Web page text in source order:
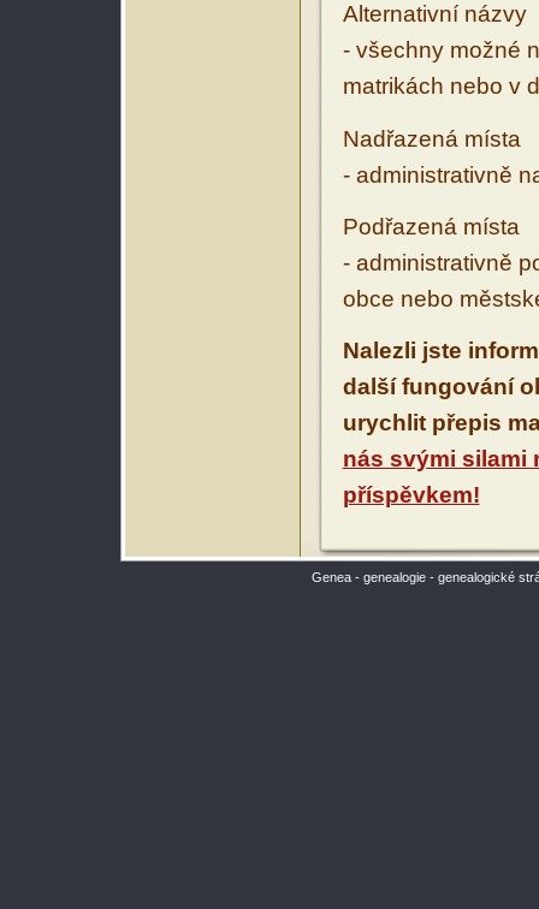
Alternativní názvy
- všechny možné
matrikách nebo v
Nadřazená místa
- administrativně
Podřazená místa
- administrativně
obce nebo
Nalezli jste
další fungování
urychlit přepis
nás svými silami
příspěvkem!
Genea - genealogie - genealogické